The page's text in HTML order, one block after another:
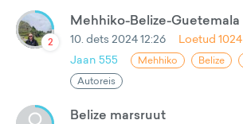
2
Mehhiko-Belize-Guetemala
10. dets 2024 12:26 Loetud 1024
Jaan 555
Mehhiko Belize
Autoreis
Belize marsruut